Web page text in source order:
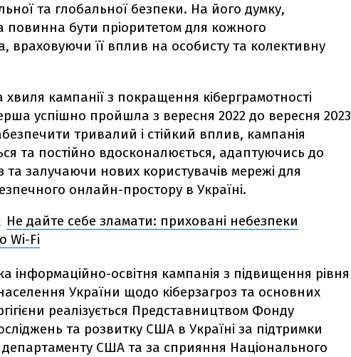
та глобальної безпеки. На його думку,
повинна бути пріоритетом для кожного
враховуючи її вплив на особисту та колективну
хвиля кампанії з покращення кіберграмотності
успішно пройшла з вересня 2022 до вересня 2023
тривалий і стійкий вплив, кампанія
та постійно вдосконалюється, адаптуючись до
та залучаючи нових користувачів мережі для
онлайн-простору в Україні.
Не дайте себе зламати: приховані небезпеки
Wi-Fi
інформаційно-освітня кампанія з підвищення рівня
України щодо кіберзагроз та основних
реалізується Представництвом Фонду
та розвитку США в Україні за підтримки
США та за сприяння Національного